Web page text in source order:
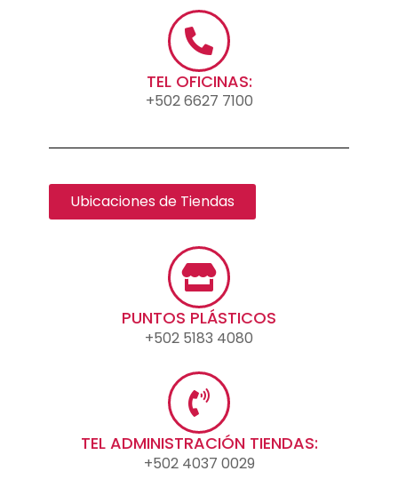
TEL OFICINAS:
+502 6627 7100
Ubicaciones de Tiendas
PUNTOS PLÁSTICOS
+502 5183 4080
TEL ADMINISTRACIÓN TIENDAS:
+502 4037 0029